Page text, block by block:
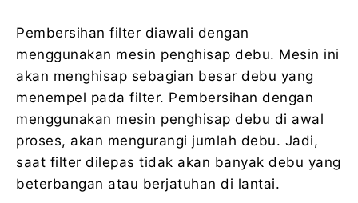
Pembersihan filter diawali dengan
menggunakan mesin penghisap debu. Mesin ini
akan menghisap sebagian besar debu yang
menempel pada filter. Pembersihan dengan
menggunakan mesin penghisap debu di awal
proses, akan mengurangi jumlah debu. Jadi,
saat filter dilepas tidak akan banyak debu yang
beterbangan atau berjatuhan di lantai.